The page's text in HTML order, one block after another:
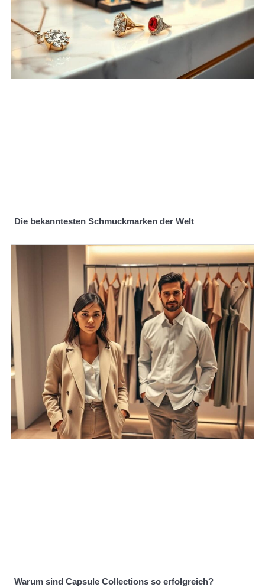
Die bekanntesten Schmuckmarken der Welt
Warum sind Capsule Collections so erfolgreich?